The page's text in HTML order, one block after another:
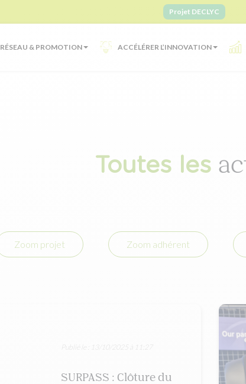
Projet DECLYC
RÉSEAU & PROMOTION ACCÉLÉRER L’INNOVATION
Toutes les
Zoom projet Zoom adhérent
Publié le : 13/10/2025 à 11:27
SURPASS : Clôture du